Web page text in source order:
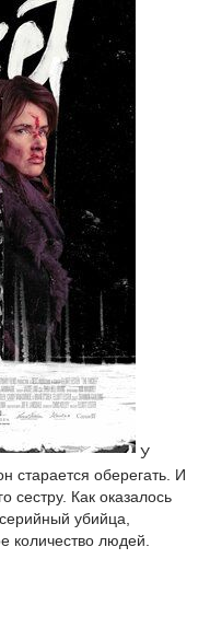
У
старается оберегать. И
сестру. Как оказалось
убийца,
количество людей.